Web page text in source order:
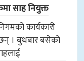
साह नियुक्त
कार्यकारी
। बुधबार बसेको